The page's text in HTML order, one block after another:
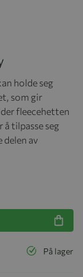
holde seg
som gir
fleecehetten
å tilpasse seg
delen av
På lager